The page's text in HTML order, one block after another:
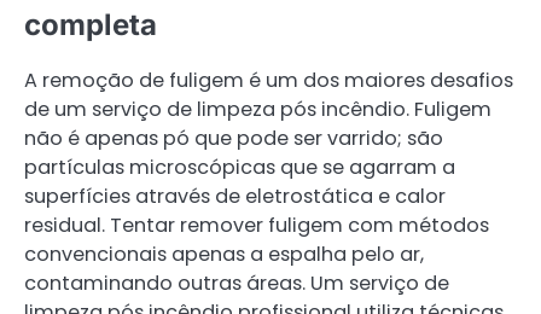
completa
A remoção de fuligem é um dos maiores desafios
de um serviço de limpeza pós incêndio. Fuligem
não é apenas pó que pode ser varrido; são
partículas microscópicas que se agarram a
superfícies através de eletrostática e calor
residual. Tentar remover fuligem com métodos
convencionais apenas a espalha pelo ar,
contaminando outras áreas. Um serviço de